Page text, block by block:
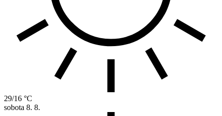
29/16 °C
sobota 8. 8.